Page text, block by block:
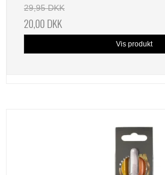
29,95 DKK
20,00 DKK
Vis produkt